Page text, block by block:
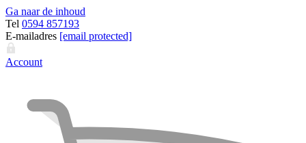
Ga naar de inhoud
Tel 0594 857193
E-mailadres [email protected]
Account